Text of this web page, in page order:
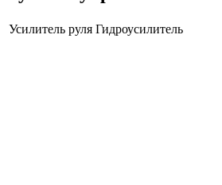
Усилитель руля Гидроусилитель